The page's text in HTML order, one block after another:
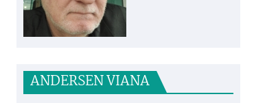
ANDERSEN VIANA